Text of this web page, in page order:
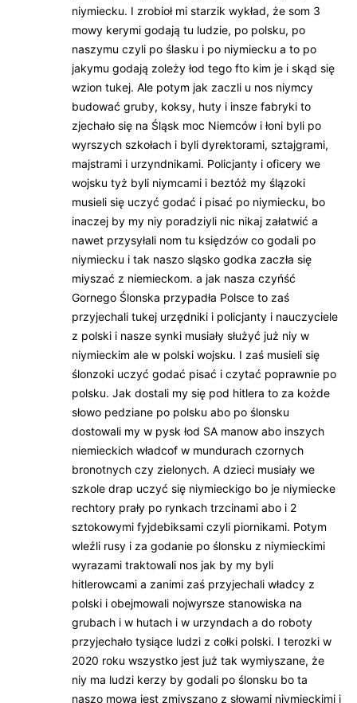
niymiecku. I zrobioł mi starzik wykład, że som 3
mowy kerymi godają tu ludzie, po polsku, po
naszymu czyli po ślasku i po niymiecku a to po
jakymu godają zoleży łod tego fto kim je i skąd się
wzion tukej. Ale potym jak zaczli u nos niymcy
budować gruby, koksy, huty i insze fabryki to
zjechało się na Śląsk moc Niemców i łoni byli po
wyrszych szkołach i byli dyrektorami, sztajgrami,
majstrami i urzyndnikami. Policjanty i oficery we
wojsku tyż byli niymcami i beztóż my ślązoki
musieli się uczyć godać i pisać po niymiecku, bo
inaczej by my niy poradziyli nic nikaj załatwić a
nawet przysyłali nom tu księdzów co godali po
niymiecku i tak naszo sląsko godka zaczła się
miyszać z niemieckom. a jak nasza czyńść
Gornego Ślonska przypadła Polsce to zaś
przyjechali tukej urzędniki i policjanty i nauczyciele
z polski i nasze synki musiały służyć już niy w
niymieckim ale w polski wojsku. I zaś musieli się
ślonzoki uczyć godać pisać i czytać poprawnie po
polsku. Jak dostali my się pod hitlera to za kożde
słowo pedziane po polsku abo po ślonsku
dostowali my w pysk łod SA manow abo inszych
niemieckich władcof w mundurach czornych
bronotnych czy zielonych. A dzieci musiały we
szkole drap uczyć się niymieckigo bo je niymiecke
rechtory prały po rynkach trzcinami abo i 2
sztokowymi fyjdebiksami czyli piornikami. Potym
wleźli rusy i za godanie po ślonsku z niymieckimi
wyrazami traktowali nos jak by my byli
hitlerowcami a zanimi zaś przyjechali władcy z
polski i obejmowali nojwyrsze stanowiska na
grubach i w hutach i w urzyndach a do roboty
przyjechało tysiące ludzi z cołki polski. I terozki w
2020 roku wszystko jest już tak wymiyszane, że
niy ma ludzi kerzy by godali po ślonsku bo ta
naszo mowa jest zmiyszano z słowami niymieckimi i